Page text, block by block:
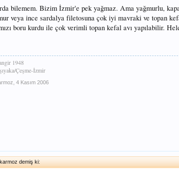
bilemem. Bizim İzmir'e pek yağmaz. Ama yağmurlu,
veya ince sardalya filetosuna çok iyi mavraki ve topan
boru kurdu ile çok verimli topan kefal avı yapılabilir.
1948
Çeşme-İzmir
4 Kasım 2006
demiş ki: